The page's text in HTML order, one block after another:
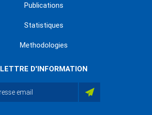
Publications
Statistiques
Methodologies
LETTRE D'INFORMATION